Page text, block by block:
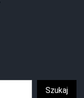
Szukaj